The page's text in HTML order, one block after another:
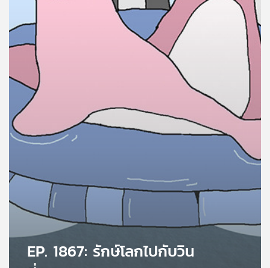
บทความ
และ
กิจกรรม
กับ
EP. 1867: รักษ์โลกไปกับวิน